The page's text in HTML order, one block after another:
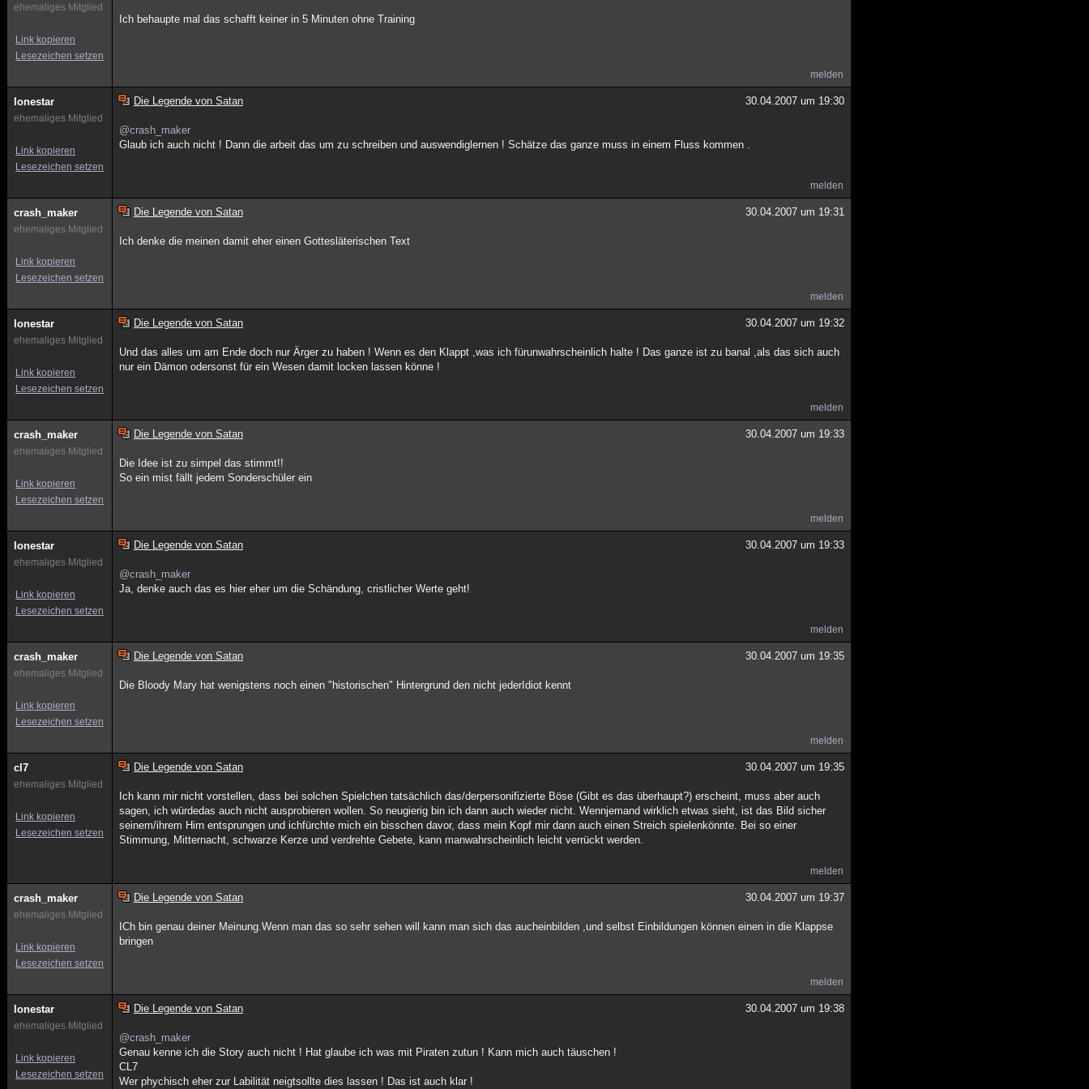
ehemaliges Mitglied
Link kopieren
Lesezeichen setzen
Ich behaupte mal das schafft keiner in 5 Minuten ohne Training
melden
lonestar
ehemaliges Mitglied
Link kopieren
Lesezeichen setzen
Die Legende von Satan 30.04.2007 um 19:30
@crash_maker
Glaub ich auch nicht ! Dann die arbeit das um zu schreiben und auswendiglernen ! Schätze das ganze muss in einem Fluss kommen .
melden
crash_maker
ehemaliges Mitglied
Link kopieren
Lesezeichen setzen
Die Legende von Satan 30.04.2007 um 19:31
Ich denke die meinen damit eher einen Gottesläterischen Text
melden
lonestar
ehemaliges Mitglied
Link kopieren
Lesezeichen setzen
Die Legende von Satan 30.04.2007 um 19:32
Und das alles um am Ende doch nur Ärger zu haben ! Wenn es den Klappt ,was ich fürunwahrscheinlich halte ! Das ganze ist zu banal ,als das sich auch
nur ein Dämon odersonst für ein Wesen damit locken lassen könne !
melden
crash_maker
ehemaliges Mitglied
Link kopieren
Lesezeichen setzen
Die Legende von Satan 30.04.2007 um 19:33
Die Idee ist zu simpel das stimmt!!
So ein mist fällt jedem Sonderschüler ein
melden
lonestar
ehemaliges Mitglied
Link kopieren
Lesezeichen setzen
Die Legende von Satan 30.04.2007 um 19:33
@crash_maker
Ja, denke auch das es hier eher um die Schändung, cristlicher Werte geht!
melden
crash_maker
ehemaliges Mitglied
Link kopieren
Lesezeichen setzen
Die Legende von Satan 30.04.2007 um 19:35
Die Bloody Mary hat wenigstens noch einen "historischen" Hintergrund den nicht jederIdiot kennt
melden
cl7
ehemaliges Mitglied
Link kopieren
Lesezeichen setzen
Die Legende von Satan 30.04.2007 um 19:35
Ich kann mir nicht vorstellen, dass bei solchen Spielchen tatsächlich das/derpersonifizierte Böse (Gibt es das überhaupt?) erscheint, muss aber auch
sagen, ich würdedas auch nicht ausprobieren wollen. So neugierig bin ich dann auch wieder nicht. Wennjemand wirklich etwas sieht, ist das Bild sicher
seinem/ihrem Hirn entsprungen und ichfürchte mich ein bisschen davor, dass mein Kopf mir dann auch einen Streich spielenkönnte. Bei so einer
Stimmung, Mitternacht, schwarze Kerze und verdrehte Gebete, kann manwahrscheinlich leicht verrückt werden.
melden
crash_maker
ehemaliges Mitglied
Link kopieren
Lesezeichen setzen
Die Legende von Satan 30.04.2007 um 19:37
ICh bin genau deiner Meinung.Wenn man das so sehr sehen will kann man sich das aucheinbilden ,und selbst Einbildungen können einen in die Klappse
bringen
melden
lonestar
ehemaliges Mitglied
Link kopieren
Lesezeichen setzen
Die Legende von Satan 30.04.2007 um 19:38
@crash_maker
Genau kenne ich die Story auch nicht ! Hat glaube ich was mit Piraten zutun ! Kann mich auch täuschen !
CL7
Wer phychisch eher zur Labilität neigtsollte dies lassen ! Das ist auch klar !